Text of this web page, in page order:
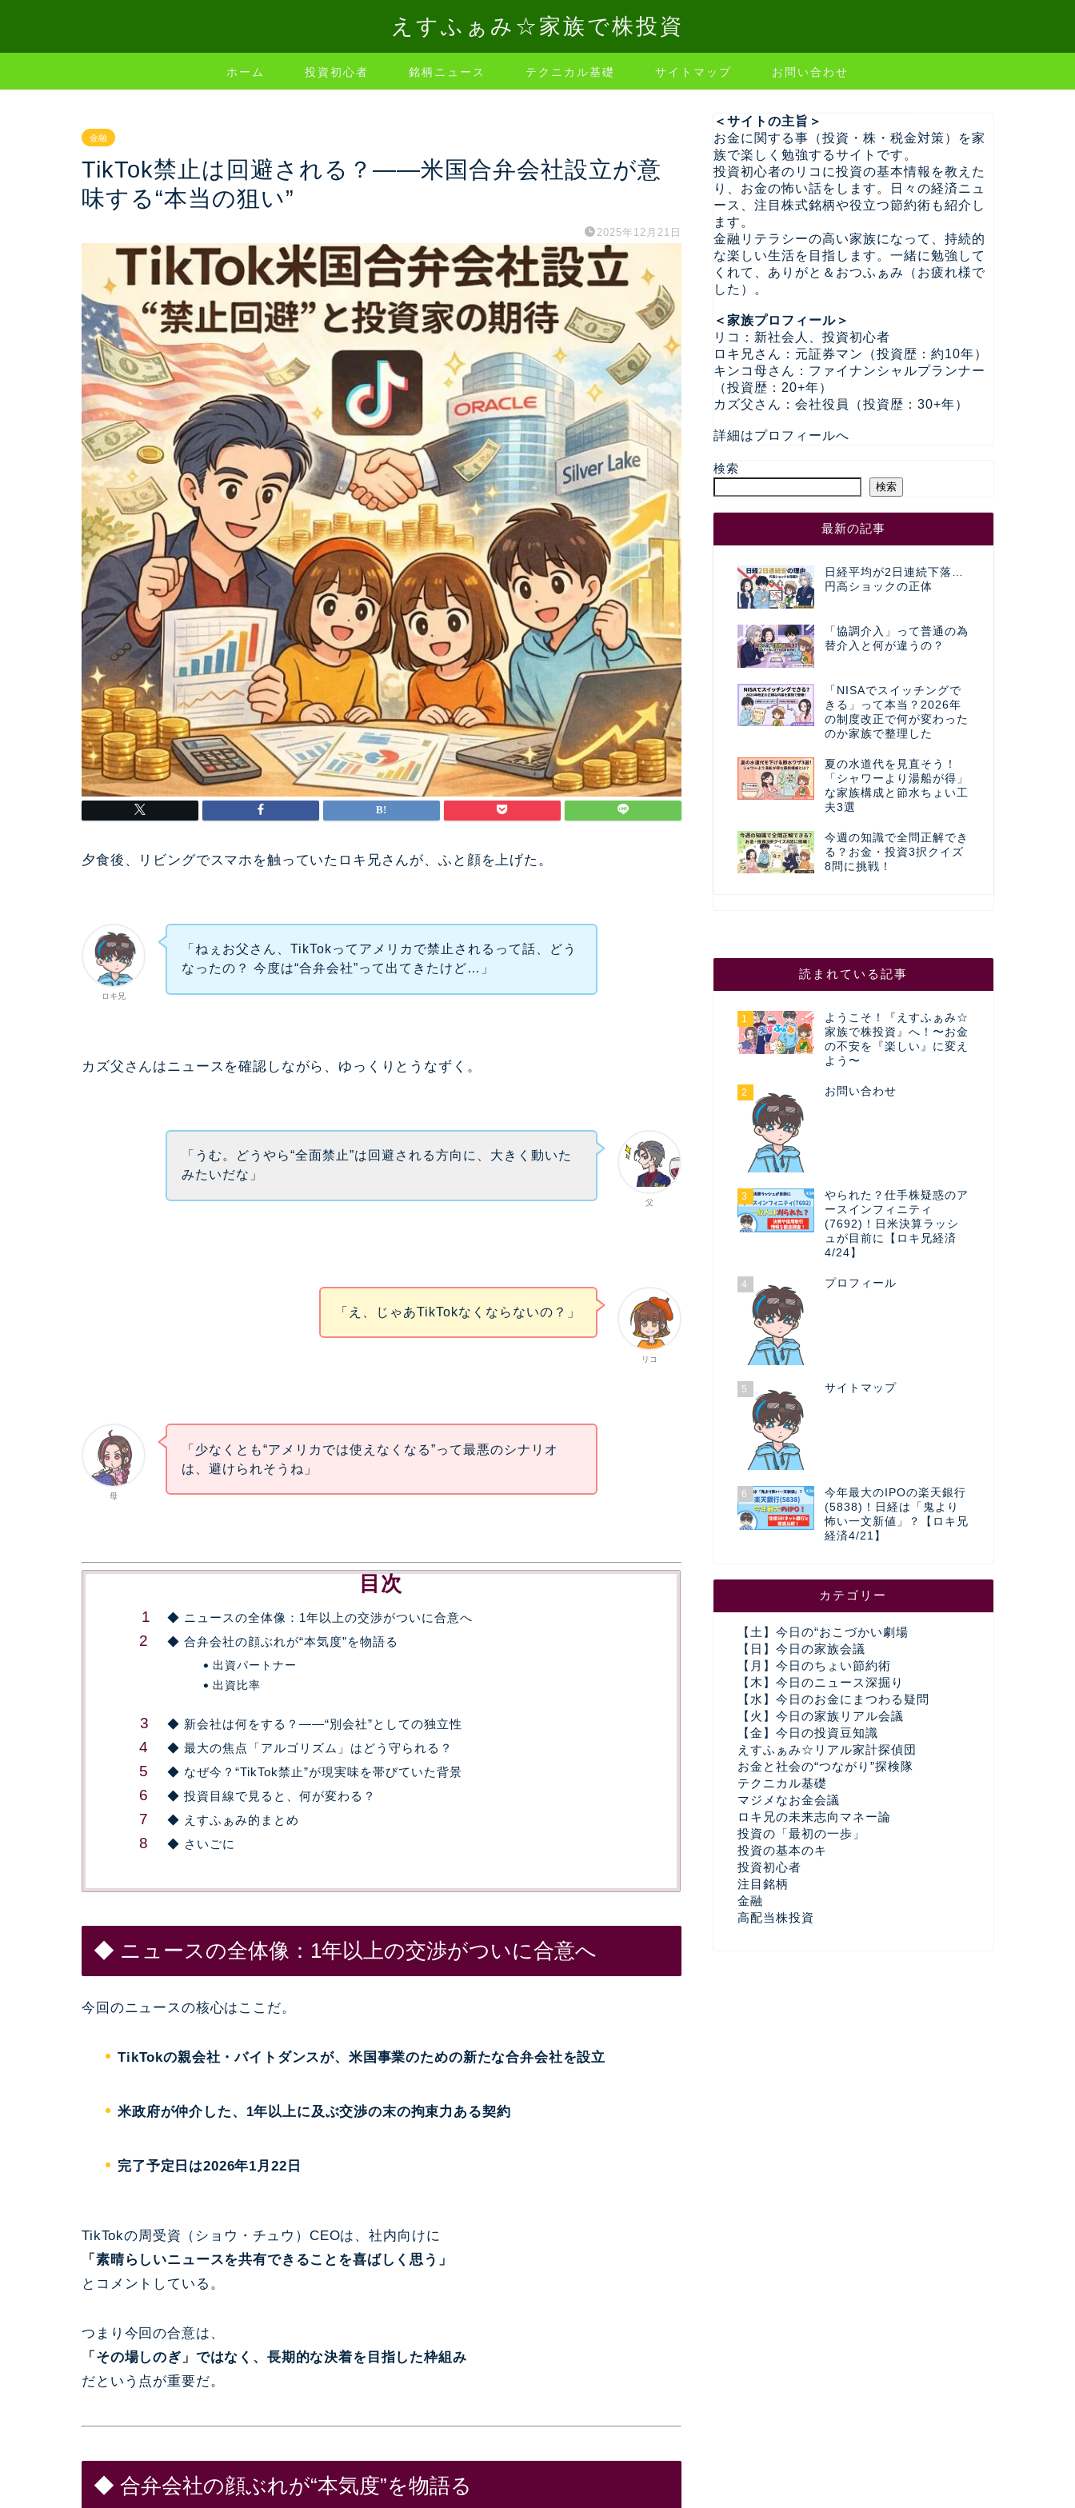
えすふぁみ☆家族で株投資
ホーム 投資初心者 銘柄ニュース テクニカル基礎 サイトマップ お問い合わせ
金融
TikTok禁止は回避される？——米国合弁会社設立が意
味する“本当の狙い”
2025年12月21日
夕食後、リビングでスマホを触っていたロキ兄さんが、ふと顔を上げた。
ロキ兄
「ねぇお父さん、TikTokってアメリカで禁止されるって話、どう
なったの？ 今度は“合弁会社”って出てきたけど…」
カズ父さんはニュースを確認しながら、ゆっくりとうなずく。
父
「うむ。どうやら“全面禁止”は回避される方向に、大きく動いた
みたいだな」
リコ
「え、じゃあTikTokなくならないの？」
母
「少なくとも“アメリカでは使えなくなる”って最悪のシナリオ
は、避けられそうね」
目次
◆ ニュースの全体像：1年以上の交渉がついに合意へ
◆ 合弁会社の顔ぶれが“本気度”を物語る
出資パートナー
出資比率
◆ 新会社は何をする？——“別会社”としての独立性
◆ 最大の焦点「アルゴリズム」はどう守られる？
◆ なぜ今？“TikTok禁止”が現実味を帯びていた背景
◆ 投資目線で見ると、何が変わる？
◆ えすふぁみ的まとめ
◆ さいごに
◆ ニュースの全体像：1年以上の交渉がついに合意へ
今回のニュースの核心はここだ。
TikTokの親会社・バイトダンスが、米国事業のための新たな合弁会社を設立
米政府が仲介した、1年以上に及ぶ交渉の末の拘束力ある契約
完了予定日は2026年1月22日
TikTokの周受資（ショウ・チュウ）CEOは、社内向けに
「素晴らしいニュースを共有できることを喜ばしく思う」
とコメントしている。
つまり今回の合意は、
「その場しのぎ」ではなく、長期的な決着を目指した枠組み
だという点が重要だ。
◆ 合弁会社の顔ぶれが“本気度”を物語る
＜サイトの主旨＞
お金に関する事（投資・株・税金対策）を家
族で楽しく勉強するサイトです。
投資初心者のリコに投資の基本情報を教えた
り、お金の怖い話をします。日々の経済ニュ
ース、注目株式銘柄や役立つ節約術も紹介し
ます。
金融リテラシーの高い家族になって、持続的
な楽しい生活を目指します。一緒に勉強して
くれて、ありがと＆おつふぁみ（お疲れ様で
した）。
＜家族プロフィール＞
リコ：新社会人、投資初心者
ロキ兄さん：元証券マン（投資歴：約10年）
キンコ母さん：ファイナンシャルプランナー
（投資歴：20+年）
カズ父さん：会社役員（投資歴：30+年）
詳細はプロフィールへ
検索
検索
最新の記事
日経平均が2日連続下落…
円高ショックの正体
「協調介入」って普通の為
替介入と何が違うの？
「NISAでスイッチングで
きる」って本当？2026年
の制度改正で何が変わった
のか家族で整理した
夏の水道代を見直そう！
「シャワーより湯船が得」
な家族構成と節水ちょい工
夫3選
今週の知識で全問正解でき
る？お金・投資3択クイズ
8問に挑戦！
読まれている記事
1
ようこそ！『えすふぁみ☆
家族で株投資』へ！〜お金
の不安を『楽しい』に変え
よう〜
2 お問い合わせ
3
やられた？仕手株疑惑のア
ースインフィニティ
(7692)！日米決算ラッシ
ュが目前に【ロキ兄経済
4/24】
4 プロフィール
5 サイトマップ
6
今年最大のIPOの楽天銀行
(5838)！日経は「鬼より
怖い一文新値」？【ロキ兄
経済4/21】
カテゴリー
【土】今日の“おこづかい劇場
【日】今日の家族会議
【月】今日のちょい節約術
【木】今日のニュース深掘り
【水】今日のお金にまつわる疑問
【火】今日の家族リアル会議
【金】今日の投資豆知識
えすふぁみ☆リアル家計探偵団
お金と社会の“つながり”探検隊
テクニカル基礎
マジメなお金会議
ロキ兄の未来志向マネー論
投資の「最初の一歩」
投資の基本のキ
投資初心者
注目銘柄
金融
高配当株投資